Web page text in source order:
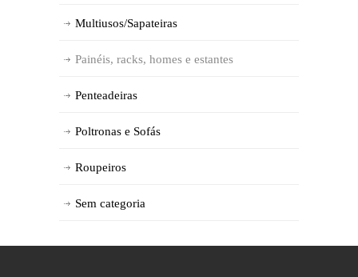
Multiusos/Sapateiras
Painéis, racks, homes e estantes
Penteadeiras
Poltronas e Sofás
Roupeiros
Sem categoria